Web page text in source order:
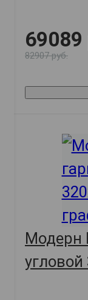
69089
82907 руб.
Модерн